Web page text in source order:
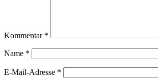
Kommentar *
Name *
E-Mail-Adresse *